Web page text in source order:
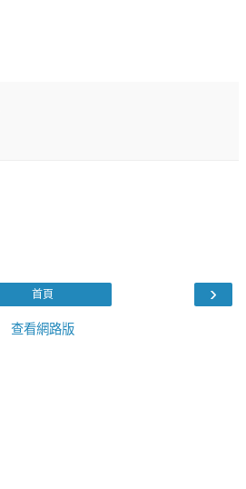
›
首頁
查看網路版